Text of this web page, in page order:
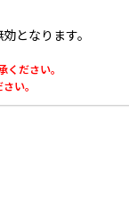
となります。
ださい。
い。